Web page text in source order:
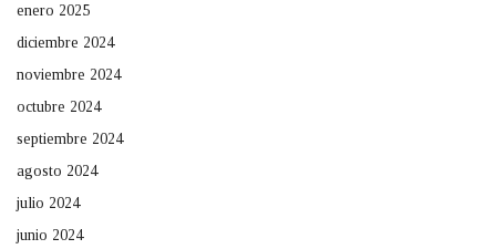
enero 2025
diciembre 2024
noviembre 2024
octubre 2024
septiembre 2024
agosto 2024
julio 2024
junio 2024